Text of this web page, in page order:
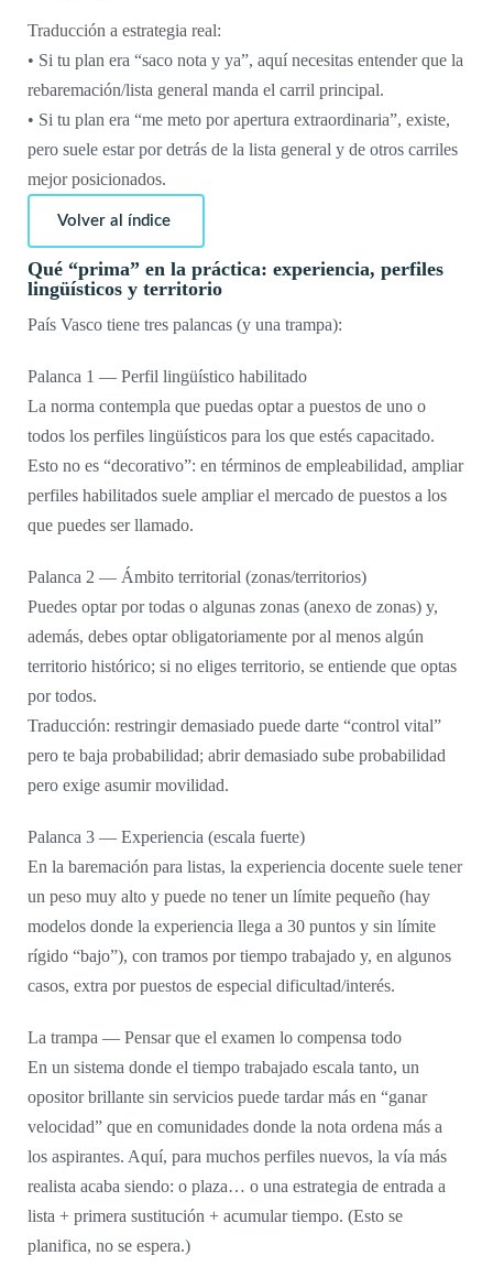
Traducción a estrategia real:
• Si tu plan era “saco nota y ya”, aquí necesitas entender que la
rebaremación/lista general manda el carril principal.
• Si tu plan era “me meto por apertura extraordinaria”, existe,
pero suele estar por detrás de la lista general y de otros carriles
mejor posicionados.
Volver al índice
Qué “prima” en la práctica: experiencia, perfiles
lingüísticos y territorio
País Vasco tiene tres palancas (y una trampa):
Palanca 1 — Perfil lingüístico habilitado
La norma contempla que puedas optar a puestos de uno o
todos los perfiles lingüísticos para los que estés capacitado.
Esto no es “decorativo”: en términos de empleabilidad, ampliar
perfiles habilitados suele ampliar el mercado de puestos a los
que puedes ser llamado.
Palanca 2 — Ámbito territorial (zonas/territorios)
Puedes optar por todas o algunas zonas (anexo de zonas) y,
además, debes optar obligatoriamente por al menos algún
territorio histórico; si no eliges territorio, se entiende que optas
por todos.
Traducción: restringir demasiado puede darte “control vital”
pero te baja probabilidad; abrir demasiado sube probabilidad
pero exige asumir movilidad.
Palanca 3 — Experiencia (escala fuerte)
En la baremación para listas, la experiencia docente suele tener
un peso muy alto y puede no tener un límite pequeño (hay
modelos donde la experiencia llega a 30 puntos y sin límite
rígido “bajo”), con tramos por tiempo trabajado y, en algunos
casos, extra por puestos de especial dificultad/interés.
La trampa — Pensar que el examen lo compensa todo
En un sistema donde el tiempo trabajado escala tanto, un
opositor brillante sin servicios puede tardar más en “ganar
velocidad” que en comunidades donde la nota ordena más a
los aspirantes. Aquí, para muchos perfiles nuevos, la vía más
realista acaba siendo: o plaza… o una estrategia de entrada a
lista + primera sustitución + acumular tiempo. (Esto se
planifica, no se espera.)